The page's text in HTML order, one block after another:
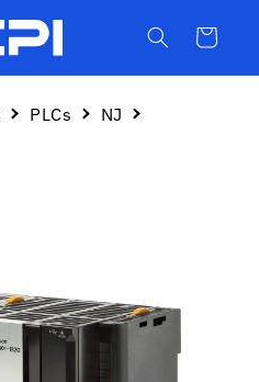
Carrito
PLCs
NJ